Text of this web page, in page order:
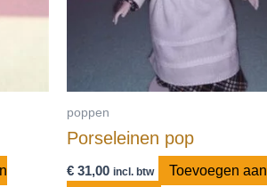
poppen
Porseleinen pop
€ 31,00 incl. btw
Toevoegen aan